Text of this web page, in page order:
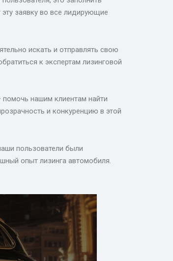
заявку во все лидирующие
искать и отправлять свою
к экспертам лизинговой
нашим клиентам найти
и конкуренцию в этой
пользователи были
опыт лизинга автомобиля.